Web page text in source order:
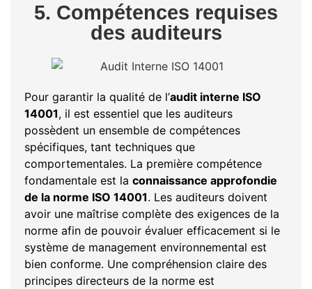
5. Compétences requises
des auditeurs
Pour garantir la qualité de l’audit interne ISO
14001, il est essentiel que les auditeurs
possèdent un ensemble de compétences
spécifiques, tant techniques que
comportementales. La première compétence
fondamentale est la connaissance approfondie
de la norme ISO 14001. Les auditeurs doivent
avoir une maîtrise complète des exigences de la
norme afin de pouvoir évaluer efficacement si le
système de management environnemental est
bien conforme. Une compréhension claire des
principes directeurs de la norme est